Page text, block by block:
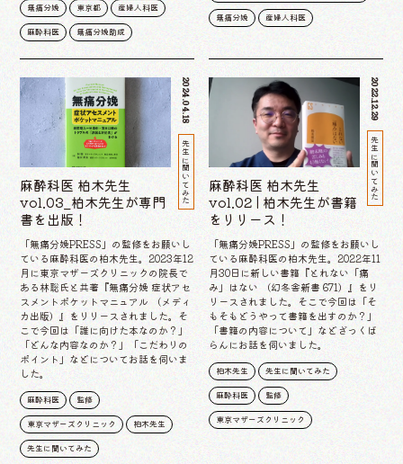
無痛分娩 東京都 産婦人科医
麻酔科医 無痛分娩助成
無痛分娩 産婦人科医
2024.04.18
先生に聞いてみた
麻酔科医 柏木先生
vol.03_柏木先生が専門
書を出版！
「無痛分娩PRESS」の監修をお願いし
ている麻酔科医の柏木先生。2023年12
月に東京マザーズクリニックの院長で
ある林聡氏と共著『無痛分娩 症状アセ
スメントポケットマニュアル （メディ
カ出版）』をリリースされました。そ
こで今回は「誰に向けた本なのか？」
「どんな内容なのか？」「こだわりの
ポイント」などについてお話を伺いま
した。
麻酔科医 監修
東京マザーズクリニック 柏木先生
先生に聞いてみた
2022.12.29
先生に聞いてみた
麻酔科医 柏木先生
vol.02 | 柏木先生が書籍
をリリース！
「無痛分娩PRESS」の監修をお願いし
ている麻酔科医の柏木先生。2022年11
月30日に新しい書籍『とれない「痛
み」はない （幻冬舎新書 671）』をリ
リースされました。そこで今回は「そ
もそもどうやって書籍を出すのか？」
「書籍の内容について」などざっくば
らんにお話を伺いました。
柏木先生 先生に聞いてみた
麻酔科医 監修
東京マザーズクリニック